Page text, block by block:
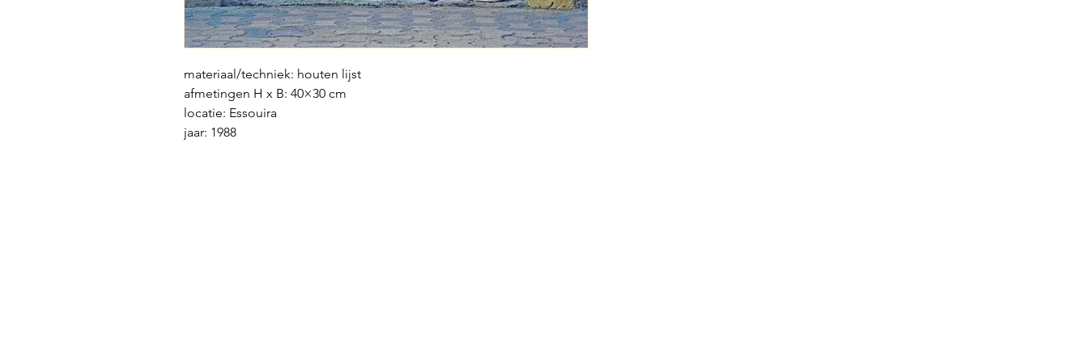
materiaal/techniek: houten lijst
afmetingen H x B: 40×30 cm
locatie: Essouira
jaar: 1988